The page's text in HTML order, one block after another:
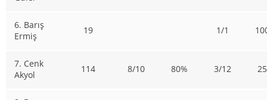
6. Barış
Ermiş
19 1/1
7. Cenk
Akyol
114 8/10 80% 3/12